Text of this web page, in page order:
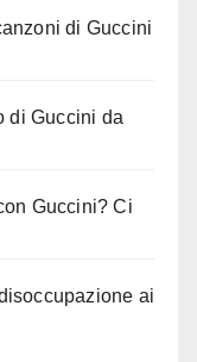
di Guccini
di Guccini da
Guccini? Ci
ai